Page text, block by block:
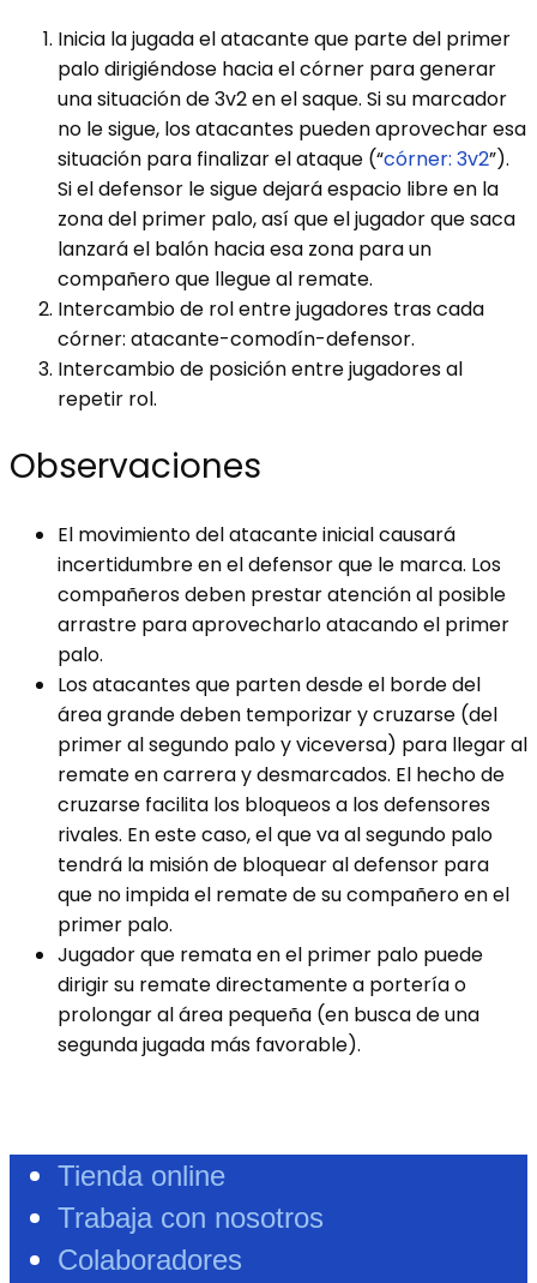
Inicia la jugada el atacante que parte del primer
palo dirigiéndose hacia el córner para generar
una situación de 3v2 en el saque. Si su marcador
no le sigue, los atacantes pueden aprovechar esa
situación para finalizar el ataque (“córner: 3v2”).
Si el defensor le sigue dejará espacio libre en la
zona del primer palo, así que el jugador que saca
lanzará el balón hacia esa zona para un
compañero que llegue al remate.
Intercambio de rol entre jugadores tras cada
córner: atacante-comodín-defensor.
Intercambio de posición entre jugadores al
repetir rol.
Observaciones
El movimiento del atacante inicial causará
incertidumbre en el defensor que le marca. Los
compañeros deben prestar atención al posible
arrastre para aprovecharlo atacando el primer
palo.
Los atacantes que parten desde el borde del
área grande deben temporizar y cruzarse (del
primer al segundo palo y viceversa) para llegar al
remate en carrera y desmarcados. El hecho de
cruzarse facilita los bloqueos a los defensores
rivales. En este caso, el que va al segundo palo
tendrá la misión de bloquear al defensor para
que no impida el remate de su compañero en el
primer palo.
Jugador que remata en el primer palo puede
dirigir su remate directamente a portería o
prolongar al área pequeña (en busca de una
segunda jugada más favorable).
Tienda online
Trabaja con nosotros
Colaboradores